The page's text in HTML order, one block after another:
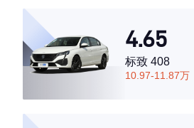
·空间表现较为优秀，优于60%同级车
4.65
标致 408
10.97-11.87万